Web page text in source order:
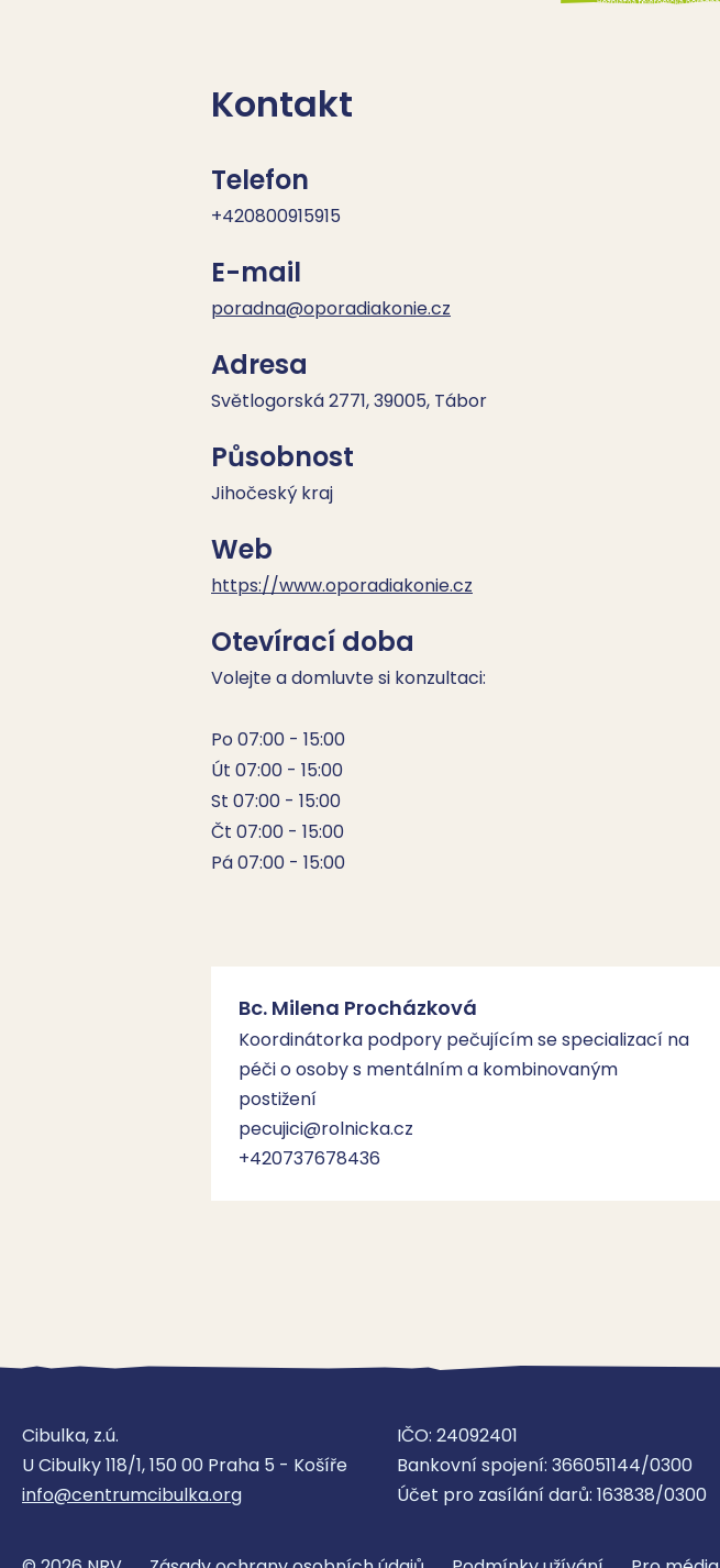
Kontakt
Telefon
+420800915915
E-mail
poradna@oporadiakonie.cz
Adresa
Světlogorská 2771, 39005, Tábor
Působnost
Jihočeský kraj
Web
https://www.oporadiakonie.cz
Otevírací doba
Volejte a domluvte si konzultaci:
Po 07:00 - 15:00
Út 07:00 - 15:00
St 07:00 - 15:00
Čt 07:00 - 15:00
Pá 07:00 - 15:00
Bc. Milena Procházková
Koordinátorka podpory pečujícím se specializací na
péči o osoby s mentálním a kombinovaným
postižení
pecujici@rolnicka.cz
+420737678436
Cibulka, z.ú.
U Cibulky 118/1, 150 00 Praha 5 - Košíře
info@centrumcibulka.org
IČO: 24092401
Bankovní spojení: 366051144/0300
Účet pro zasílání darů: 163838/0300